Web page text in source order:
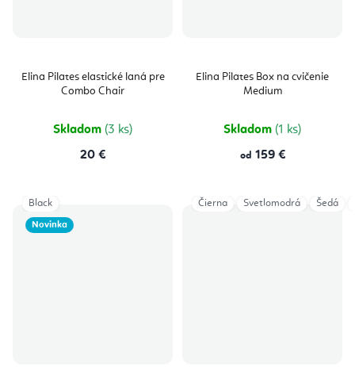
Elina Pilates elastické laná pre
Combo Chair
Skladom (3 ks)
20 €
Elina Pilates Box na cvičenie
Medium
Skladom (1 ks)
od 159 €
Novinka
Black Čierna Svetlomodrá Šedá